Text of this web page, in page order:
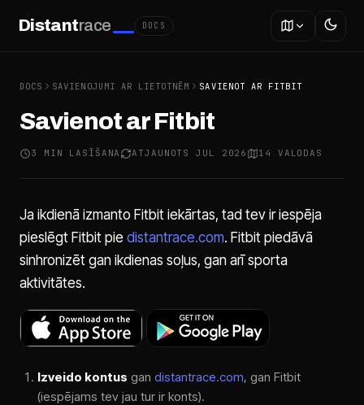
Distantrace DOCS
DOCS SAVIENOJUMI AR LIETOTNĒM SAVIENOT AR FITBIT
Savienot ar Fitbit
3 MIN LASĪŠANA ATJAUNOTS JUL 2026 14 VALODAS
Ja ikdienā izmanto Fitbit iekārtas, tad tev ir iespēja
pieslēgt Fitbit pie distantrace.com. Fitbit piedāvā
sinhronizēt gan ikdienas soļus, gan arī sporta
aktivitātes.
Izveido kontus gan distantrace.com, gan Fitbit
(iespējams tev jau tur ir konts).